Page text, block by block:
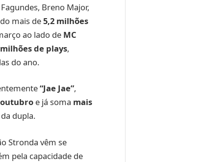
Breno Major,
mais de5,2 milhões
ao lado de MC
milhões de plays,
do ano.
“Jae Jae”,
e já soma mais
dupla.
Stronda vêm se
pela capacidade de